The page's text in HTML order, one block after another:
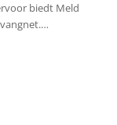
biedt Meld